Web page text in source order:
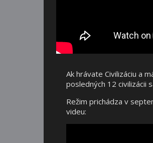
Ak hrávate Civilizáciu a
posledných 12 civilizácii
Režim prichádza v
videu: